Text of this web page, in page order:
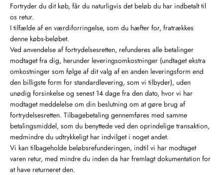
Fortryder du dit køb, får du naturligvis det beløb du har indbetalt til
os retur.
I tilfælde af en værdiforringelse, som du hæfter for, fratrækkes
denne købs-beløbet.
Ved anvendelse af fortrydelsesretten, refunderes alle betalinger
modtaget fra dig, herunder leveringsomkostninger (undtaget ekstra
omkostninger som følge af dit valg af en anden leveringsform end
den billigste form for standardlevering, som vi tilbyder), uden
unødig forsinkelse og senest 14 dage fra den dato, hvor vi har
modtaget meddelelse om din beslutning om at gøre brug af
fortrydelsesretten. Tilbagebetaling gennemføres med samme
betalingsmiddel, som du benyttede ved den oprindelige transaktion,
medmindre du udtrykkeligt har indvilget i noget andet.
Vi kan tilbageholde beløbsrefunderingen, indtil vi har modtaget
varen retur, med mindre du inden da har fremlagt dokumentation for
at have returneret den.